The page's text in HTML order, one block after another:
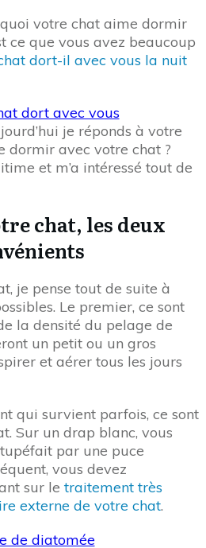
votre chat aime dormir
ce que vous avez beaucoup
dort-il avec vous la nuit
je réponds à votre
dormir avec votre chat ?
et m’a intéressé tout de
chat, les deux
je pense tout de suite à
Le premier, ce sont
la densité du pelage de
un petit ou un gros
et aérer tous les jours
qui survient parfois, ce sont
Sur un drap blanc, vous
par une puce
vous devez
sur le traitement très
externe de votre chat.